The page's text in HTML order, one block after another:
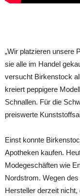
„Wir platzieren unsere
sie alle im Handel
versucht Birkenstock
kreiert peppigere
Schnallen. Für die
preiswerte
Einst konnte
Apotheken kaufen.
Modegeschäften wie
Nordstrom. Wegen
Hersteller derzeit